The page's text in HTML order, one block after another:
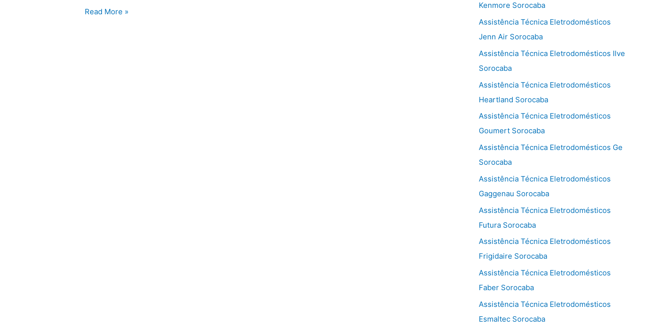
Assistência
Read More »
Kenmore Sorocaba
Assistência Técnica Eletrodomésticos
Jenn Air Sorocaba
Assistência Técnica Eletrodomésticos Ilve
Sorocaba
Assistência Técnica Eletrodomésticos
Heartland Sorocaba
Assistência Técnica Eletrodomésticos
Goumert Sorocaba
Assistência Técnica Eletrodomésticos Ge
Sorocaba
Assistência Técnica Eletrodomésticos
Gaggenau Sorocaba
Assistência Técnica Eletrodomésticos
Futura Sorocaba
Assistência Técnica Eletrodomésticos
Frigidaire Sorocaba
Assistência Técnica Eletrodomésticos
Faber Sorocaba
Assistência Técnica Eletrodomésticos
Esmaltec Sorocaba